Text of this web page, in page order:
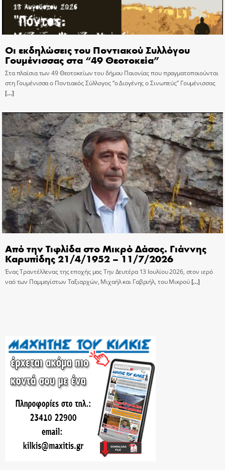
Οι εκδηλώσεις του Ποντιακού Συλλόγου
Γουμένισσας στα “49 Θεοτοκεία”
Στα πλαίσια των 49 Θεοτοκείων του δήμου Παιονίας που πραγματοποιούνται
στη Γουμένισσα ο Ποντιακός Σύλλογος “ο Διογένης ο Σινωπεύς” Γουμένισσας
[…]
Από την Τιφλίδα στο Μικρό Δάσος. Γιάννης
Καρυπίδης 21/4/1952 – 11/7/2026
Ένας Τραντέλλενας της εποχής μας Την Δευτέρα 13 Ιουλίου 2026, στον ιερό
ναό των Παμμεγίστων Ταξιαρχών, Μιχαήλ και Γαβριήλ, του Μικρού[…]